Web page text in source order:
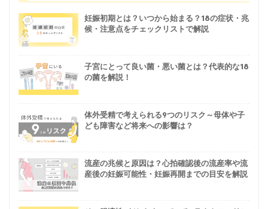
妊娠初期とは？いつから始まる？18の症状・兆
候・注意点をチェックリストで解説
子宮にとって良い菌・悪い菌とは？代表的な18
の菌を解説！
体外受精で考えられる9つのリスク～母体や子
ども障害など将来への影響は？
流産の兆候と原因は？心拍確認後の流産率や流
産後の妊娠可能性・妊娠再開までの目安を解説